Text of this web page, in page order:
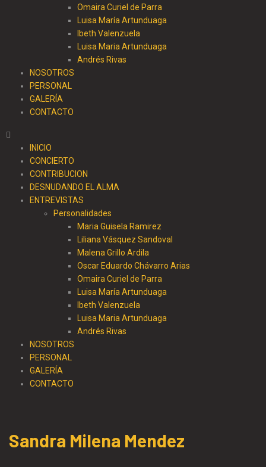
Omaira Curiel de Parra
Luisa María Artunduaga
Ibeth Valenzuela
Luisa Maria Artunduaga
Andrés Rivas
NOSOTROS
PERSONAL
GALERÍA
CONTACTO
INICIO
CONCIERTO
CONTRIBUCION
DESNUDANDO EL ALMA
ENTREVISTAS
Personalidades
Maria Guisela Ramirez
Liliana Vásquez Sandoval
Malena Grillo Ardila
Oscar Eduardo Chávarro Arias
Omaira Curiel de Parra
Luisa María Artunduaga
Ibeth Valenzuela
Luisa Maria Artunduaga
Andrés Rivas
NOSOTROS
PERSONAL
GALERÍA
CONTACTO
Sandra Milena Mendez